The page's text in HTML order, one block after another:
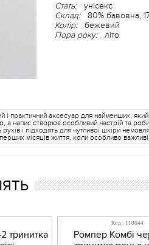
Стать: унісекс
Склад: 80% бавовна,
Колір: бежевий
Пора року: літо
аксесуар для найменших,
а напис створює особливий настрій та
і підходять для чутливої шкіри
місяців життя, коли особливо важливі
тринитка
Код : 110644
Ромпер Комбі